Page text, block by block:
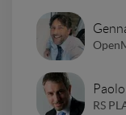
RS